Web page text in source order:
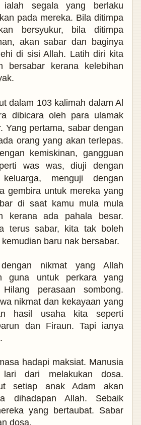
ialah segala yang berlaku
pada mereka. Bila ditimpa
bersyukur, bila ditimpa
akan sabar dan baginya
di sisi Allah. Latih diri kita
bersabar kerana kelebihan
dalam 103 kalimah dalam Al
dibicara oleh para ulamak
Yang pertama, sabar dengan
orang yang akan terlepas.
kemiskinan, gangguan
was was, diuji dengan
menguji dengan
gembira untuk mereka yang
di saat kamu mula mula
kerana ada pahala besar.
terus sabar, kita tak boleh
baru nak bersabar.
nikmat yang Allah
guna untuk perkara yang
perasaan sombong.
nikmat dan kekayaan yang
hasil usaha kita seperti
dan Firaun. Tapi ianya
hadapi maksiat. Manusia
dari melakukan dosa.
setiap anak Adam akan
dihadapan Allah. Sebaik
yang bertaubat. Sabar
dosa.